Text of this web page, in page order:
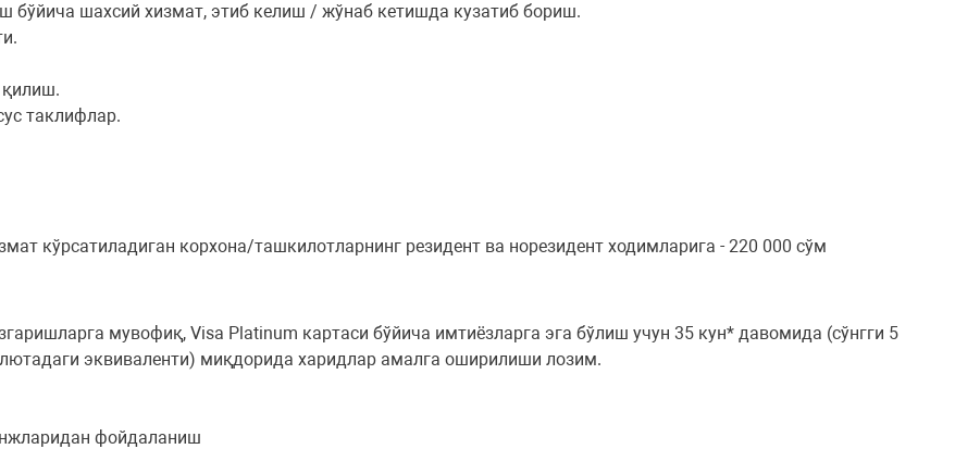
бўйича шахсий хизмат, этиб келиш / жўнаб кетишда кузатиб бориш.
таклифлар.
кўрсатиладиган корхона/ташкилотларнинг резидент ва норезидент ходимларига - 220 000 сўм
мувофиқ, Visa Platinum картаси бўйича имтиёзларга эга бўлиш учун 35 кун* давомида (сўнгги 5
эквиваленти) миқдорида харидлар амалга оширилиши лозим.
фойдаланиш